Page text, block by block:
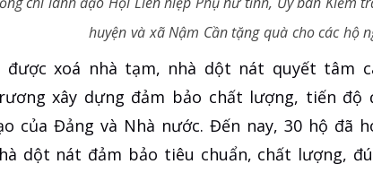
huyện và xã Nậm Cần tặng quà cho các hộ
được xoá nhà tạm, nhà dột nát quyết tâm
xây dựng đảm bảo chất lượng, tiến
của Đảng và Nhà nước. Đến nay, 30 hộ đã
dột nát đảm bảo tiêu chuẩn, chất lượng,